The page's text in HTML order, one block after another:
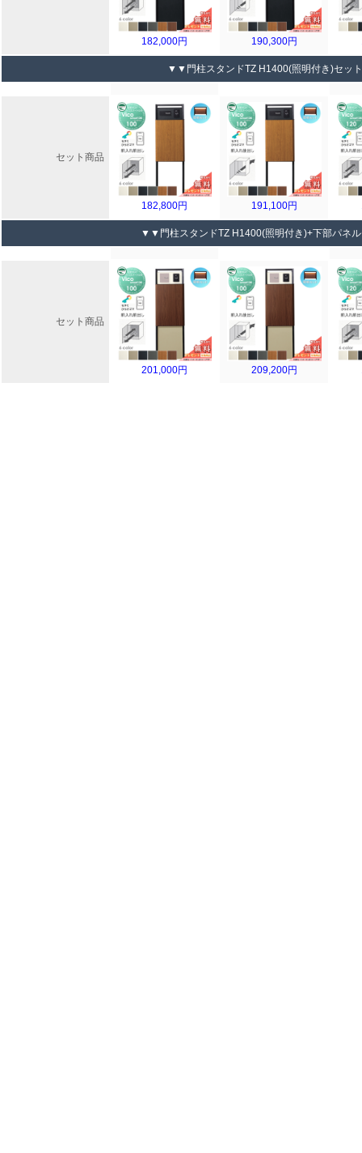
182,000円 190,300円
▼▼門柱スタンドTZ H1400(照明付き)セ
セット商品
182,800円 191,100円
▼▼門柱スタンドTZ H1400(照明付き)+下部パネ
セット商品
201,000円 209,200円